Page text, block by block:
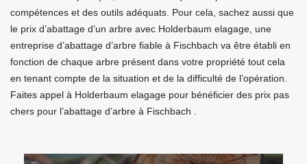
compétences et des outils adéquats. Pour cela, sachez aussi que
le prix d’abattage d’un arbre avec Holderbaum elagage, une
entreprise d’abattage d’arbre fiable à Fischbach va être établi en
fonction de chaque arbre présent dans votre propriété tout cela
en tenant compte de la situation et de la difficulté de l’opération.
Faites appel à Holderbaum elagage pour bénéficier des prix pas
chers pour l’abattage d’arbre à Fischbach .